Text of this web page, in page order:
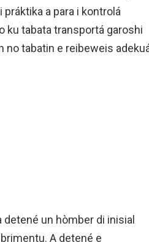
a para i kontrolá
ku tabata transportá garoshi
no tabatin e reibeweis
detené un hòmber di inisial
A detené e